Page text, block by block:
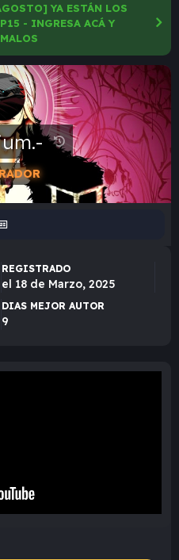
YA ESTÁN LOS
- INGRESA ACÁ Y
REGISTRADO
el 18 de Marzo, 2025
DIAS MEJOR AUTOR
9